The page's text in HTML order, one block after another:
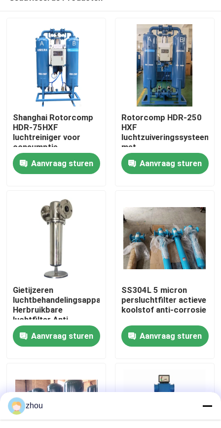
Huis
Producten
Videos
Ongeveer ons
Fabrieksreis
Kwaliteitscontrole
Contacteer ons
Gevallen
Verzoek om een Citaat
Shanghai Rotorcomp
HDR-75HXF
luchtreiniger voor
consumptie
Aanvraag sturen
Rotorcomp HDR-250
HXF
luchtzuiveringssysteem
met
zuiveringsdesiccant
luchtdroger
luchtreiniger
Aanvraag sturen
Gietijzeren
luchtbehandelingsapparatuur
Herbruikbare
luchtfilter Anti-
corrosie
Aanvraag sturen
SS304L 5 micron
persluchtfilter actieve
koolstof anti-corrosie
Aanvraag sturen
zhou